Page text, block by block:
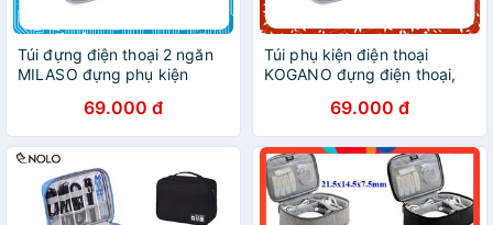
Túi đựng điện thoại 2 ngăn
MILASO đựng phụ kiện
sạc, pin dự phòng đa năng
TA-001198
69.000 đ
Túi phụ kiện điện thoại
KOGANO đựng điện thoại,
nghe, pin dự phòng đa năng
TA-001198
69.000 đ